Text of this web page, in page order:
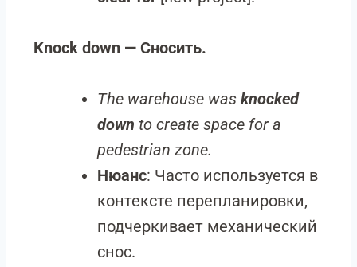
Knock down — Сносить.
The warehouse was knocked
down to create space for a
pedestrian zone.
Нюанс: Часто используется в
контексте перепланировки,
подчеркивает механический
снос.